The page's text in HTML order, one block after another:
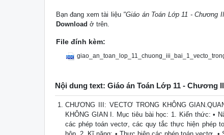
Bạn đang xem tài liệu "Giáo án Toán Lớp 11 - Chương
Download ở trên.
File đính kèm:
Nội dung text: Giáo án Toán Lớp 11 - Chương
CHƯƠNG III: VECTƠ TRONG KHÔNG
KHÔNG GIAN I. Mục tiêu bài học: 1. Kiến thức: •
các phép toán vectơ, các quy tắc thực hiện phép